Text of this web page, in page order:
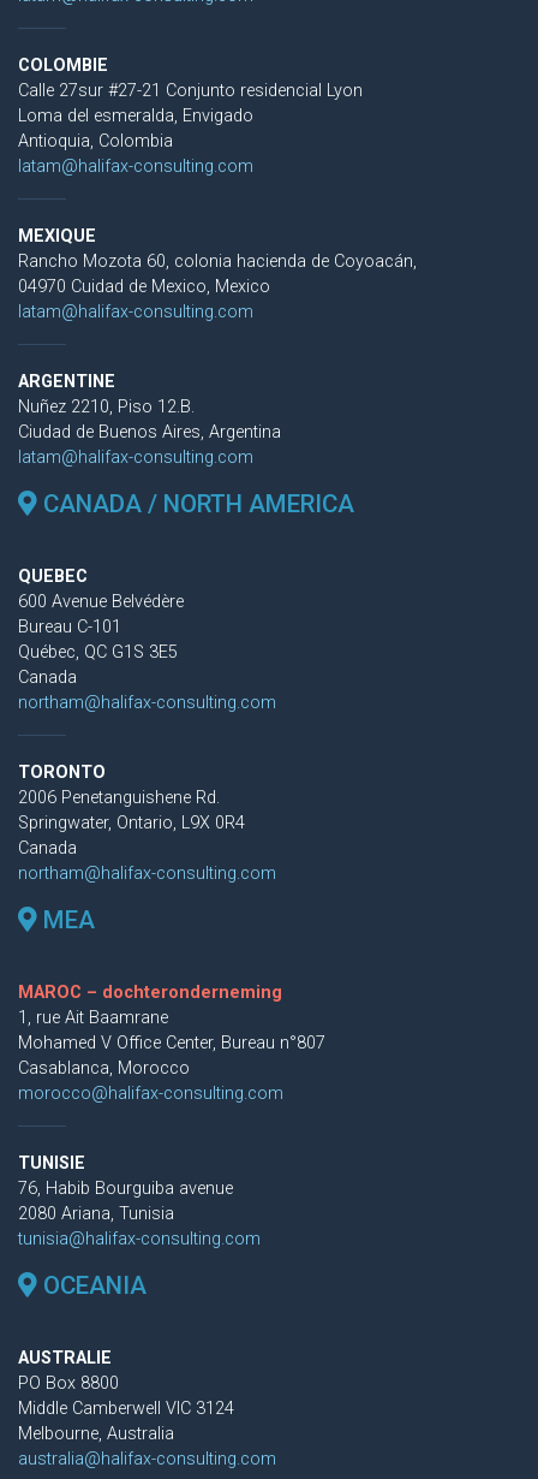
COLOMBIE
Calle 27sur #27-21 Conjunto residencial Lyon
Loma del esmeralda, Envigado
Antioquia, Colombia
latam@halifax-consulting.com
MEXIQUE
Rancho Mozota 60, colonia hacienda de Coyoacán,
04970 Cuidad de Mexico, Mexico
latam@halifax-consulting.com
ARGENTINE
Nuñez 2210, Piso 12.B.
Ciudad de Buenos Aires, Argentina
latam@halifax-consulting.com
CANADA / NORTH AMERICA
QUEBEC
600 Avenue Belvédère
Bureau C-101
Québec, QC G1S 3E5
Canada
northam@halifax-consulting.com
TORONTO
2006 Penetanguishene Rd.
Springwater, Ontario, L9X 0R4
Canada
northam@halifax-consulting.com
MEA
MAROC – dochteronderneming
1, rue Ait Baamrane
Mohamed V Office Center, Bureau n°807
Casablanca, Morocco
morocco@halifax-consulting.com
TUNISIE
76, Habib Bourguiba avenue
2080 Ariana, Tunisia
tunisia@halifax-consulting.com
OCEANIA
AUSTRALIE
PO Box 8800
Middle Camberwell VIC 3124
Melbourne, Australia
australia@halifax-consulting.com